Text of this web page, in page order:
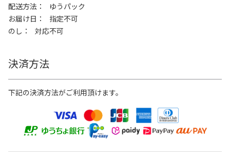
配送方法
ゆうパック
お届け日
指定不可
のし
対応不可
決済方法
下記の決済方法がご利用頂けます。